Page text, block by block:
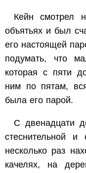
Кейн смотрел
объятьях и был
его настоящей
подумать, что
которая с пяти
ним по пятам,
была его парой.
С двенадцати
стеснительной
несколько раз
качелях, на